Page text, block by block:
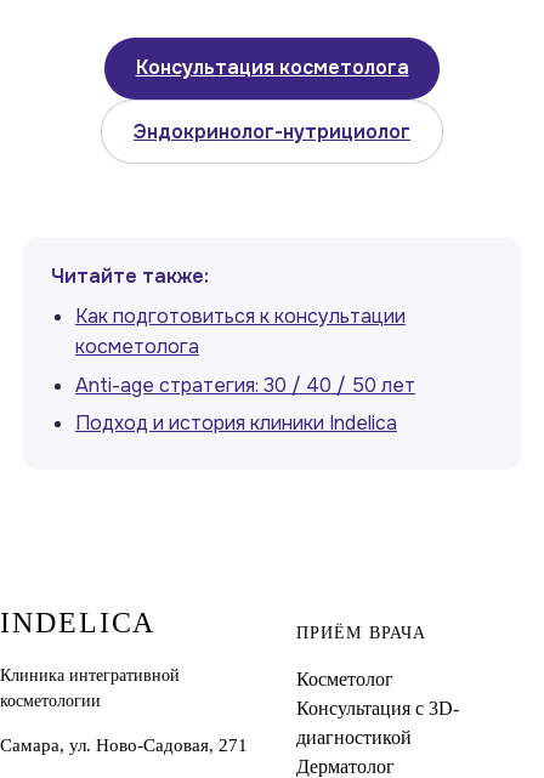
Консультация косметолога
Эндокринолог-нутрициолог
Читайте также:
Как подготовиться к консультации
косметолога
Anti-age стратегия: 30 / 40 / 50 лет
Подход и история клиники Indelica
INDELICA
Клиника интегративной
косметологии
Самара, ул. Ново-Садовая, 271
ПРИЁМ ВРАЧА
Косметолог
Консультация с 3D-
диагностикой
Дерматолог